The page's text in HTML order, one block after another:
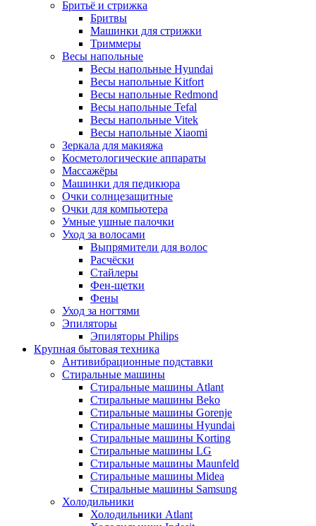
Бритьё и стрижка
Бритвы
Машинки для стрижки
Триммеры
Весы напольные
Весы напольные Hyundai
Весы напольные Kitfort
Весы напольные Redmond
Весы напольные Tefal
Весы напольные Vitek
Весы напольные Xiaomi
Зеркала для макияжа
Косметологические аппараты
Массажёры
Машинки для педикюра
Очки cолнцезащитные
Очки для компьютера
Умные ушные палочки
Уход за волосами
Выпрямители для волос
Расчёски
Стайлеры
Фен-щетки
Фены
Уход за ногтями
Эпиляторы
Эпиляторы Philips
Крупная бытовая техника
Антивибрационные подставки
Стиральные машины
Стиральные машины Atlant
Стиральные машины Beko
Стиральные машины Gorenje
Стиральные машины Hyundai
Стиральные машины Korting
Стиральные машины LG
Стиральные машины Maunfeld
Стиральные машины Midea
Стиральные машины Samsung
Холодильники
Холодильники Atlant